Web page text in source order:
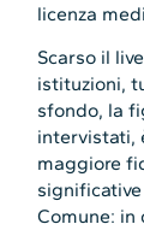
licenza
Scarso il
istituzioni,
sfondo, la
intervistati,
maggiore
Comune: